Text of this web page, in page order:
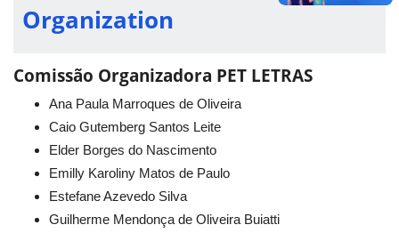
Evento online:Google Meet (O link da reunião será
formulário de inscrição e pelo e-mail)
Organization
Comissão Organizadora PET LETRAS
Ana Paula Marroques de Oliveira
Caio Gutemberg Santos Leite
Elder Borges do Nascimento
Emilly Karoliny Matos de Paulo
Estefane Azevedo Silva
Guilherme Mendonça de Oliveira Buiatti